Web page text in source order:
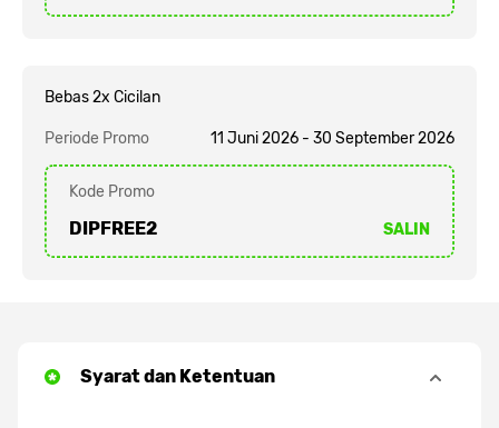
Bebas 2x Cicilan
Periode Promo 11 Juni 2026 - 30 September 2026
Kode Promo
DIPFREE2 SALIN
Syarat dan Ketentuan